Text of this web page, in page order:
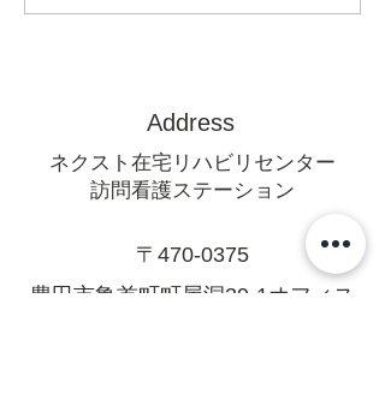
Address
ネクスト在宅リハビリセンター
訪問看護ステーション
〒470-0375
豊田市亀首町町屋洞39-1オフィス